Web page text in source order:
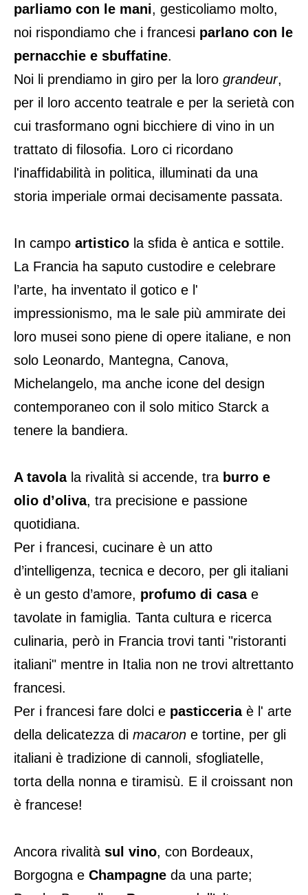
parliamo con le mani, gesticoliamo molto,
noi rispondiamo che i francesi parlano con le
pernacchie e sbuffatine.
Noi li prendiamo in giro per la loro grandeur,
per il loro accento teatrale e per la serietà con
cui trasformano ogni bicchiere di vino in un
trattato di filosofia. Loro ci ricordano
l'inaffidabilità in politica, illuminati da una
storia imperiale ormai decisamente passata.
In campo artistico la sfida è antica e sottile.
La Francia ha saputo custodire e celebrare
l’arte, ha inventato il gotico e l'
impressionismo, ma le sale più ammirate dei
loro musei sono piene di opere italiane, e non
solo Leonardo, Mantegna, Canova,
Michelangelo, ma anche icone del design
contemporaneo con il solo mitico Starck a
tenere la bandiera.
A tavolala rivalità si accende, tra burro e
olio d’oliva, tra precisione e passione
quotidiana.
Per i francesi, cucinare è un atto
d’intelligenza, tecnica e decoro, per gli italiani
è un gesto d’amore, profumo di casae
tavolate in famiglia. Tanta cultura e ricerca
culinaria, però in Francia trovi tanti "ristoranti
italiani" mentre in Italia non ne trovi altrettanto
francesi.
Per i francesi fare dolci e pasticceriaè l' arte
della delicatezza di macaron e tortine, per gli
italiani è tradizione di cannoli, sfogliatelle,
torta della nonna e tiramisù. E il croissant non
è francese!
Ancora rivalità sul vino, con Bordeaux,
Borgogna e Champagne da una parte;